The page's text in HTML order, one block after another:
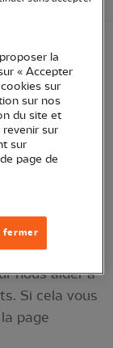
de
sur les
lundi 9
à La Chaux.
les
dans le
Enfants
nous aider à
Si cela vous
page
la
« Accepter
sur
sur nos
du site et
revenir sur
sur
page de
fermer